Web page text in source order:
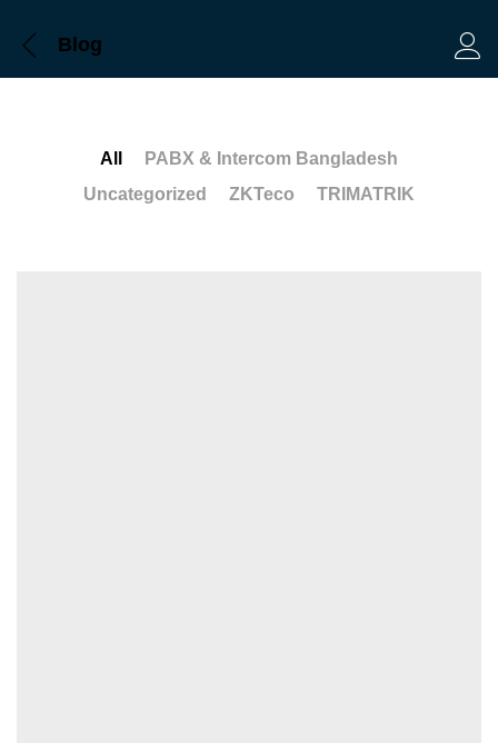
Blog
All
PABX & Intercom Bangladesh
Uncategorized
ZKTeco TRIMATRIK